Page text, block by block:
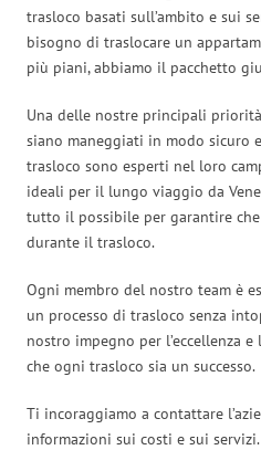
trasloco basati sull’ambito e sui
bisogno di traslocare un
più piani, abbiamo il pacchetto
Una delle nostre principali
siano maneggiati in modo sicuro
trasloco sono esperti nel loro
ideali per il lungo viaggio da
tutto il possibile per garantire
durante il trasloco.
Ogni membro del nostro team è
un processo di trasloco senza
nostro impegno per l’eccellenza
che ogni trasloco sia un successo.
Ti incoraggiamo a contattare
informazioni sui costi e sui